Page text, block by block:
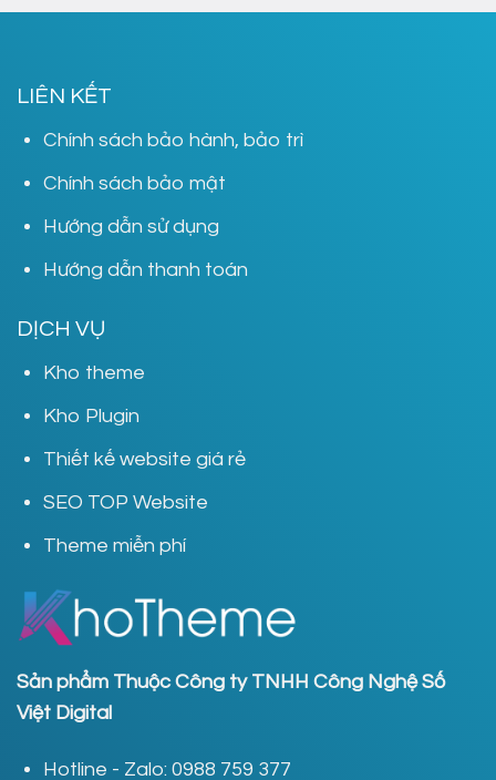
LIÊN KẾT
Chính sách bảo hành, bảo trì
Chính sách bảo mật
Hướng dẫn sử dụng
Hướng dẫn thanh toán
DỊCH VỤ
Kho theme
Kho Plugin
Thiết kế website giá rẻ
SEO TOP Website
Theme miễn phí
Sản phẩm Thuộc Công ty TNHH Công Nghệ Số
Việt Digital
Hotline - Zalo: 0988 759 377